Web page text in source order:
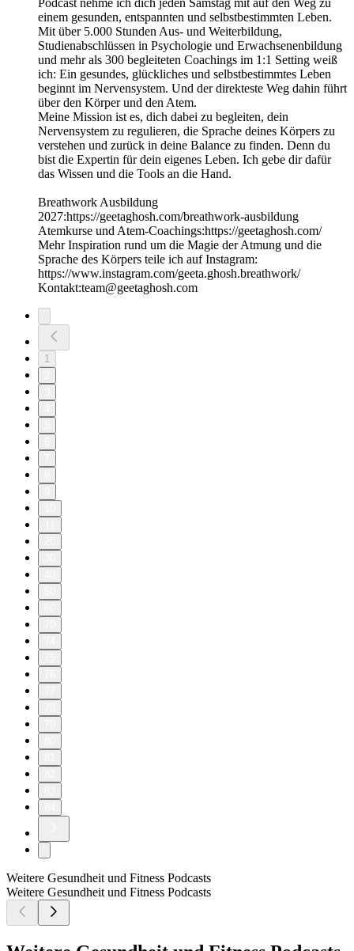
einem gesunden, entspannten und selbstbestimmten Leben.
Mit über 5.000 Stunden Aus- und Weiterbildung,
Studienabschlüssen in Psychologie und Erwachsenenbildung
und mehr als 300 begleiteten Coachings im 1:1 Setting weiß
ich: Ein gesundes, glückliches und selbstbestimmtes Leben
beginnt im Nervensystem. Und der direkteste Weg dahin führt
über den Körper und den Atem.
Meine Mission ist es, dich dabei zu begleiten, dein
Nervensystem zu regulieren, die Sprache deines Körpers zu
verstehen und zurück in deine Balance zu finden. Denn du
bist die Expertin für dein eigenes Leben. Ich gebe dir dafür
das Wissen und die Tools an die Hand.
Breathwork Ausbildung
2027:https://geetaghosh.com/breathwork-ausbildung
Atemkurse und Atem-Coachings:https://geetaghosh.com/
Mehr Inspiration rund um die Magie der Atmung und die
Sprache des Körpers teile ich auf Instagram:
https://www.instagram.com/geeta.ghosh.breathwork/
Kontakt:team@geetaghosh.com
1
Weitere Gesundheit und Fitness Podcasts
Weitere Gesundheit und Fitness Podcasts